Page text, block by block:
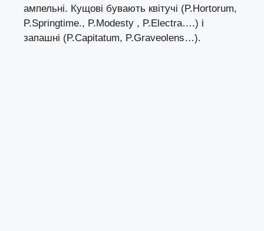
ампельні. Кущові бувають квітучі (P.Hortorum,
P.Springtime., P.Modesty , P.Electra….) і
запашні (P.Capitatum, P.Graveolens…).